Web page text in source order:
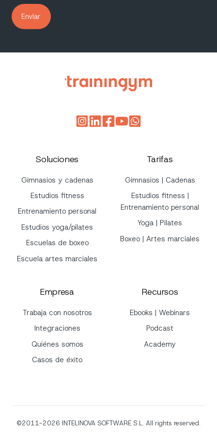
Soluciones
Gimnasios y cadenas
Estudios fitness
Entrenamiento personal
Estudios yoga/pilates
Escuelas de boxeo
Escuela artes marciales
Tarifas
Gimnasios | Cadenas
Estudios fitness |
Entrenamiento personal
Yoga | Pilates
Boxeo | Artes marciales
Empresa
Trabaja con nosotros
Integraciones
Quiénes somos
Casos de éxito
Recursos
Ebooks | Webinars
Podcast
Academy
©2011-2026 INTELINOVA SOFTWARE S.L. All rights reserved.